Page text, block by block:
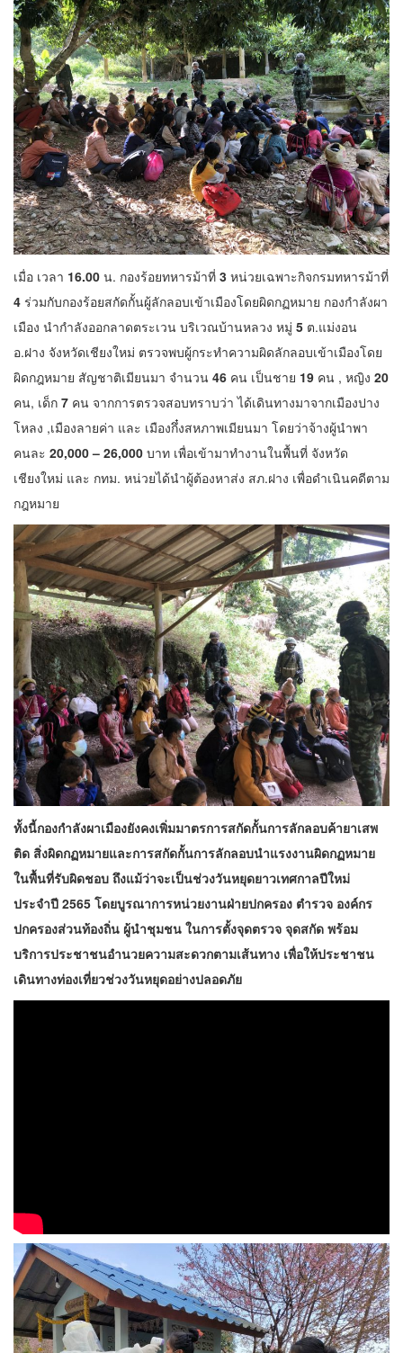
เมื่อ เวลา 16.00 น. กองร้อยทหารม้าที่ 3 หน่วยเฉพาะกิจกรมทหารม้าที่
4 ร่วมกับกองร้อยสกัดกั้นผู้ลักลอบเข้าเมืองโดยผิดกฏหมาย กองกำลังผา
เมือง นำกำลังออกลาดตระเวน บริเวณบ้านหลวง หมู่ 5 ต.แม่งอน
อ.ฝาง จังหวัดเชียงใหม่ ตรวจพบผู้กระทำความผิดลักลอบเข้าเมืองโดย
ผิดกฎหมาย สัญชาติเมียนมา จำนวน 46 คน เป็นชาย 19 คน , หญิง 20
คน, เด็ก 7 คน จากการตรวจสอบทราบว่า ได้เดินทางมาจากเมืองปาง
โหลง ,เมืองลายค่า และ เมืองกึ๋งสหภาพเมียนมา โดยว่าจ้างผู้นำพา
คนละ 20,000 – 26,000 บาท เพื่อเข้ามาทำงานในพื้นที่ จังหวัด
เชียงใหม่ และ กทม. หน่วยได้นำผู้ต้องหาส่ง สภ.ฝาง เพื่อดำเนินคดีตาม
กฎหมาย
ทั้งนี้กองกำลังผาเมืองยังคงเพิ่มมาตรการสกัดกั้นการลักลอบค้ายาเสพ
ติด สิ่งผิดกฏหมายและการสกัดกั้นการลักลอบนำแรงงานผิดกฏหมาย
ในพื้นที่รับผิดชอบ ถึงแม้ว่าจะเป็นช่วงวันหยุดยาวเทศกาลปีใหม่
ประจำปี 2565 โดยบูรณาการหน่วยงานฝ่ายปกครอง ตำรวจ องค์กร
ปกครองส่วนท้องถิ่น ผู้นำชุมชน ในการตั้งจุดตรวจ จุดสกัด พร้อม
บริการประชาชนอำนวยความสะดวกตามเส้นทาง เพื่อให้ประชาชน
เดินทางท่องเที่ยวช่วงวันหยุดอย่างปลอดภัย